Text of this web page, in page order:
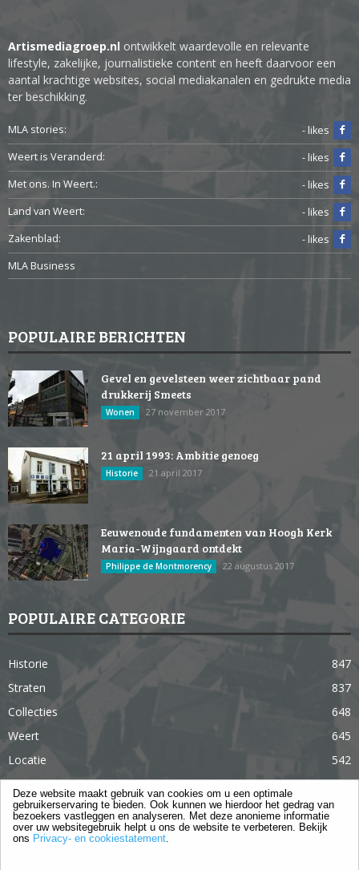
Artismediagroep.nl ontwikkelt waardevolle en relevante
lifestyle, zakelijke, journalistieke content en heeft daarvoor een
aantal krachtige websites, social mediakanalen en gedrukte media
ter beschikking.
MLA stories:
- likes
Weert is Veranderd:
- likes
Met ons. In Weert.:
- likes
Land van Weert:
- likes
Zakenblad:
- likes
MLA Business
POPULAIRE BERICHTEN
Gevel en gevelsteen weer zichtbaar pand
drukkerij Smeets
Wonen 27 november 2017
21 april 1993: Ambitie genoeg
Historie 21 april 2017
Eeuwenoude fundamenten van Hoogh Kerk
Maria-Wijngaard ontdekt
Philippe de Montmorency 22 augustus 2017
POPULAIRE CATEGORIE
Historie
847
Straten
837
Collecties
648
Weert
645
Locatie
542
Weert in 365 dagen
363
Gebouwen
285
Lifestyle
Deze website maakt gebruik van cookies om u een optimale
gebruikerservaring te bieden. Ook kunnen we hierdoor het gedrag van
bezoekers vastleggen en analyseren. Met deze anonieme informatie
over uw websitegebruik helpt u ons de website te verbeteren. Bekijk
ons Privacy- en cookiestatement.